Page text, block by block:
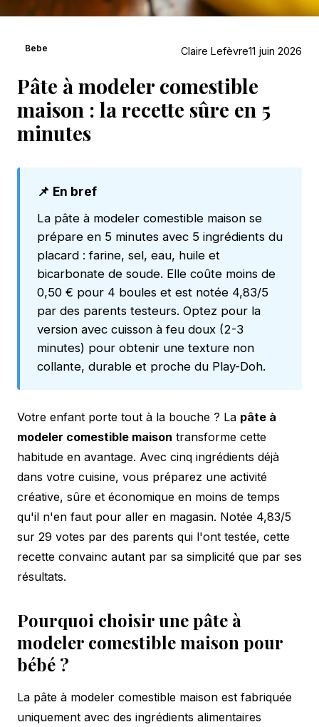
Bebe Claire Lefèvre11 juin 2026
Pâte à modeler comestible
maison : la recette sûre en 5
minutes
📌 En bref
La pâte à modeler comestible maison se
prépare en 5 minutes avec 5 ingrédients du
placard : farine, sel, eau, huile et
bicarbonate de soude. Elle coûte moins de
0,50 € pour 4 boules et est notée 4,83/5
par des parents testeurs. Optez pour la
version avec cuisson à feu doux (2-3
minutes) pour obtenir une texture non
collante, durable et proche du Play-Doh.
Votre enfant porte tout à la bouche ? La pâte à
modeler comestible maison transforme cette
habitude en avantage. Avec cinq ingrédients déjà
dans votre cuisine, vous préparez une activité
créative, sûre et économique en moins de temps
qu'il n'en faut pour aller en magasin. Notée 4,83/5
sur 29 votes par des parents qui l'ont testée, cette
recette convainc autant par sa simplicité que par ses
résultats.
Pourquoi choisir une pâte à
modeler comestible maison pour
bébé ?
La pâte à modeler comestible maison est fabriquée
uniquement avec des ingrédients alimentaires